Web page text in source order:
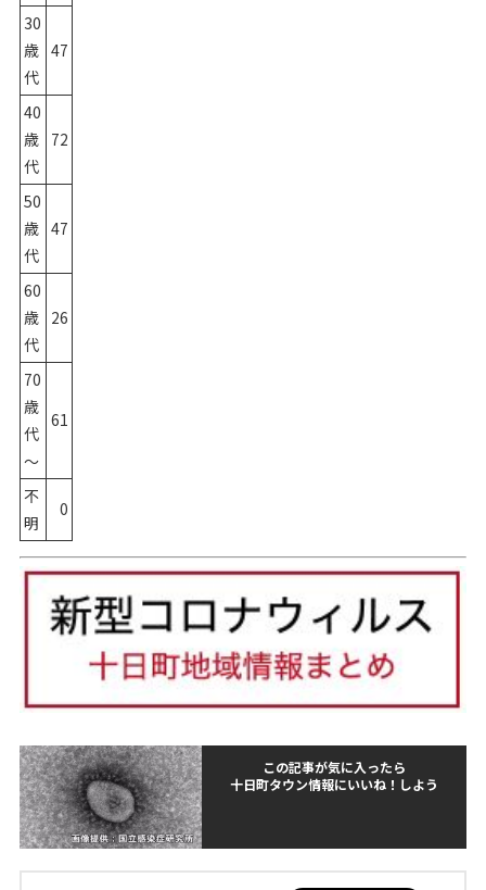
30
歳
代
47
40
歳
代
72
50
歳
代
47
60
歳
代
26
70
歳
代
～
61
不
明
0
この記事が気に入ったら
十日町タウン情報にいいね！しよう